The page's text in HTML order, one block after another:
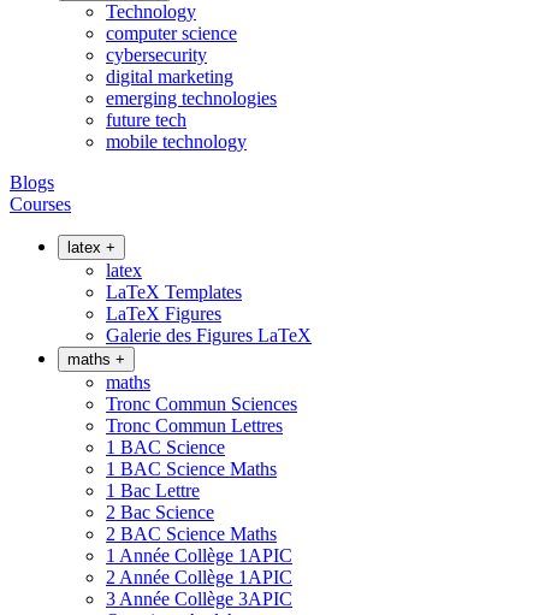
Technology
computer science
cybersecurity
digital marketing
emerging technologies
future tech
mobile technology
Blogs
Courses
latex +
latex
LaTeX Templates
LaTeX Figures
Galerie des Figures LaTeX
maths +
maths
Tronc Commun Sciences
Tronc Commun Lettres
1 BAC Science
1 BAC Science Maths
1 Bac Lettre
2 Bac Science
2 BAC Science Maths
1 Année Collège 1APIC
2 Année Collège 1APIC
3 Année Collège 3APIC